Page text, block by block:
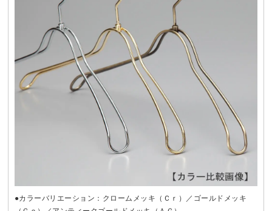
●カラーバリエーション：クロームメッキ（Ｃｒ）／ゴールドメッキ